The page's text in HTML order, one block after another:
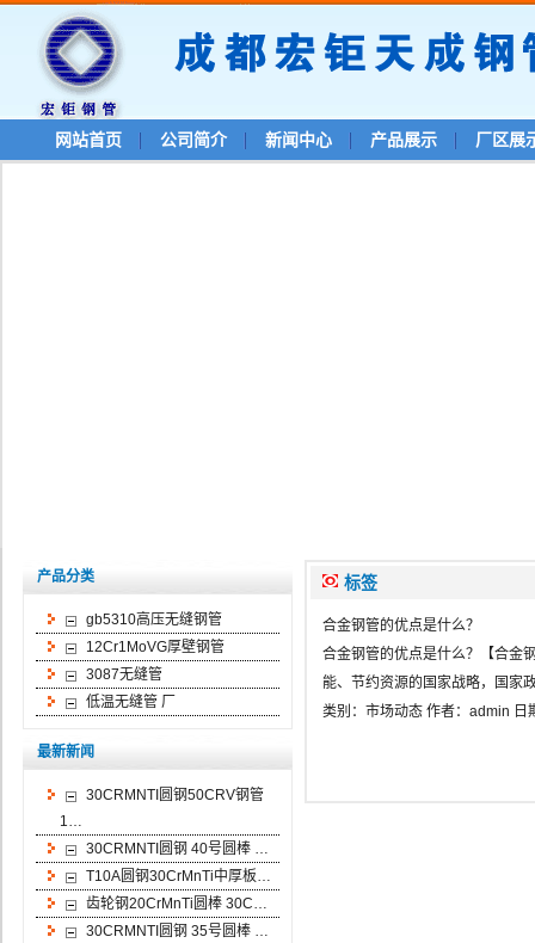
网站首页 公司简介 新闻中心 产品展示 厂区展
标签
合金钢管的优点是什么？
合金钢管的优点是什么？【合金
能、节约资源的国家战略，国家
类别： 市场动态 作者： admin 日
产品分类
gb5310高压无缝钢管
12Cr1MoVG厚壁钢管
3087无缝管
低温无缝管 厂
最新新闻
30CRMNTI圆钢50CRV钢管
1…
30CRMNTI圆钢 40号圆棒 …
T10A圆钢30CrMnTi中厚板…
齿轮钢20CrMnTi圆棒 30C…
30CRMNTI圆钢 35号圆棒 …